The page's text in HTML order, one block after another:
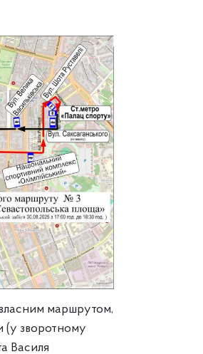
маршрутом,
(у зворотному
Василя